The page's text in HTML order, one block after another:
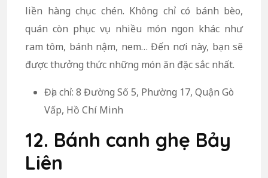
liền hàng chục chén. Không chỉ có bánh bèo,
quán còn phục vụ nhiều món ngon khác như
ram tôm, bánh nậm, nem… Đến nơi này, bạn sẽ
được thưởng thức những món ăn đặc sắc nhất.
Địa chỉ: 8 Đường Số 5, Phường 17, Quận Gò
Vấp, Hồ Chí Minh
12. Bánh canh ghẹ Bảy
Liên